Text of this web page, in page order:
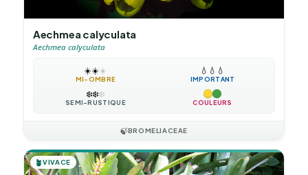
Aechmea calyculata
Aechmea calyculata
☀️☀️☀️
MI-OMBRE
💧 💧 💧
IMPORTANT
❄️❄️❄️
SEMI-RUSTIQUE COULEURS
🍃BROMELIACEAE
🪴VIVACE